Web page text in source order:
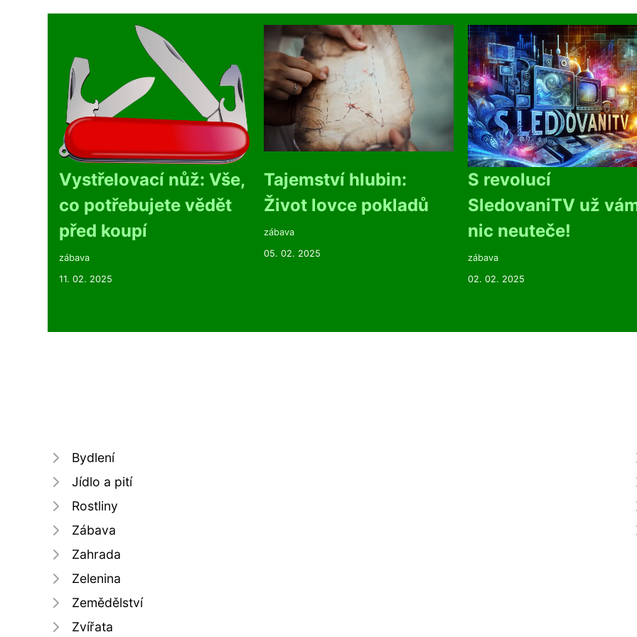
Vystřelovací nůž: Vše,
co potřebujete vědět
před koupí
zábava
11. 02. 2025
Tajemství hlubin:
Život lovce pokladů
zábava
05. 02. 2025
S revolucí
SledovaniTV už
nic neuteče!
zábava
02. 02. 2025
Bydlení
Jídlo a pití
Rostliny
Zábava
Zahrada
Zelenina
Zemědělství
Zvířata